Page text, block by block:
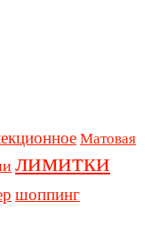
Матовая
лимитки
шоппинг